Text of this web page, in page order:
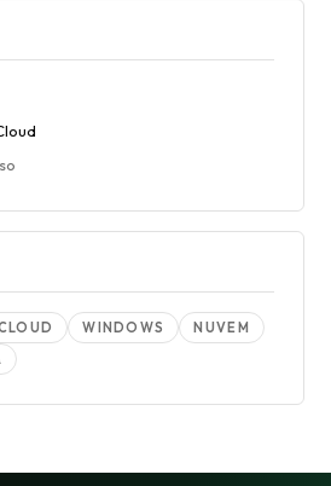
WINDOWS
NUVEM